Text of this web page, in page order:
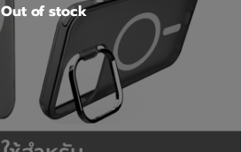
Out of stock